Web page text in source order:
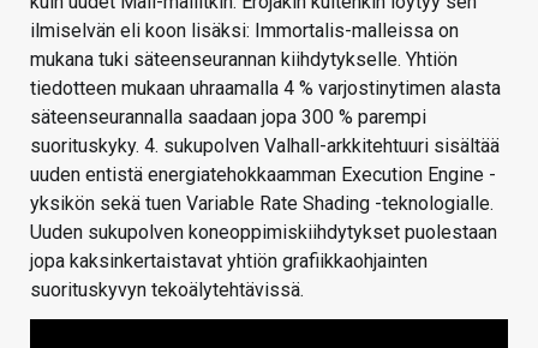
ilmiselvän eli koon lisäksi: Immortalis-malleissa on
mukana tuki säteenseurannan kiihdytykselle. Yhtiön
tiedotteen mukaan uhraamalla 4 % varjostinytimen alasta
säteenseurannalla saadaan jopa 300 % parempi
suorituskyky. 4. sukupolven Valhall-arkkitehtuuri sisältää
uuden entistä energiatehokkaamman Execution Engine -
yksikön sekä tuen Variable Rate Shading -teknologialle.
Uuden sukupolven koneoppimiskiihdytykset puolestaan
jopa kaksinkertaistavat yhtiön grafiikkaohjainten
suorituskyvyn tekoälytehtävissä.